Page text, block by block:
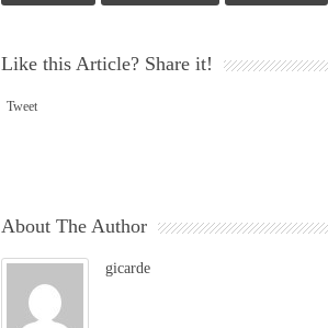
Like this Article? Share it!
Tweet
About The Author
gicarde